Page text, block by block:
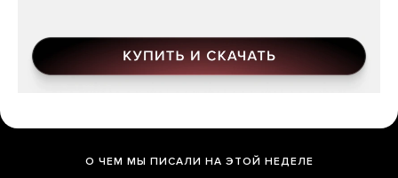
О ЧЕМ МЫ ПИСАЛИ НА ЭТОЙ НЕДЕЛЕ